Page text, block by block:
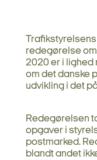
redegørelse
2020 er i
om det danske
udvikling i det
Redegørelsen
opgaver i
postmarked.
blandt andet